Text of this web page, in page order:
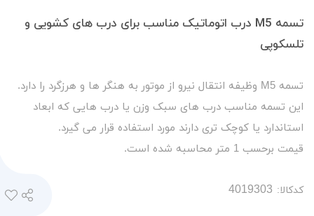
تسمه M5 درب اتوماتیک مناسب برای درب های کشویی و
تلسکوپی
تسمه M5 وظیفه انتقال نیرو از موتور به هنگر ها و هرزگرد را دارد.
این تسمه مناسب درب های سبک وزن یا درب هایی که ابعاد
استاندارد یا کوچک تری دارند مورد استفاده قرار می گیرد.
قیمت برحسب 1 متر محاسبه شده است.
کدکالا: